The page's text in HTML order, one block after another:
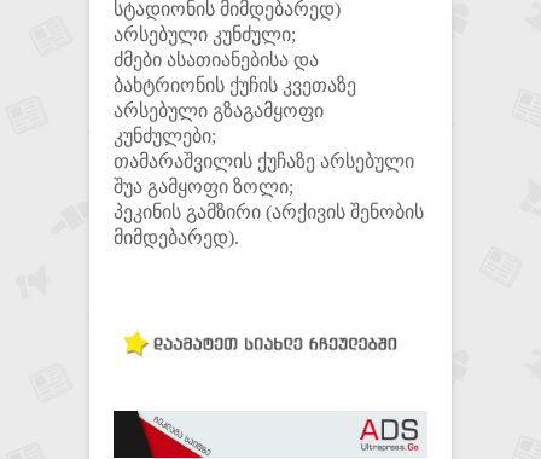
სტადიონის მიმდებარედ)
არსებული კუნძული;
ძმები ასათიანებისა და
ბახტრიონის ქუჩის კვეთაზე
არსებული გზაგამყოფი
კუნძულები;
თამარაშვილის ქუჩაზე არსებული
შუა გამყოფი ზოლი;
პეკინის გამზირი (არქივის შენობის
მიმდებარედ).